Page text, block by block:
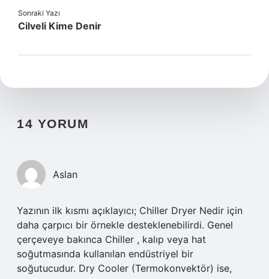
Sonraki Yazı
Cilveli Kime Denir
14 YORUM
Aslan
Yazının ilk kısmı açıklayıcı; Chiller Dryer Nedir için
daha çarpıcı bir örnekle desteklenebilirdi. Genel
çerçeveye bakınca Chiller , kalıp veya hat
soğutmasında kullanılan endüstriyel bir
soğutucudur. Dry Cooler (Termokonvektör) ise,